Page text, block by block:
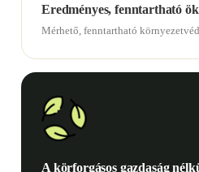
Eredményes, fenntartható
Mérhető, fenntartható
A körforgásos gazdaság